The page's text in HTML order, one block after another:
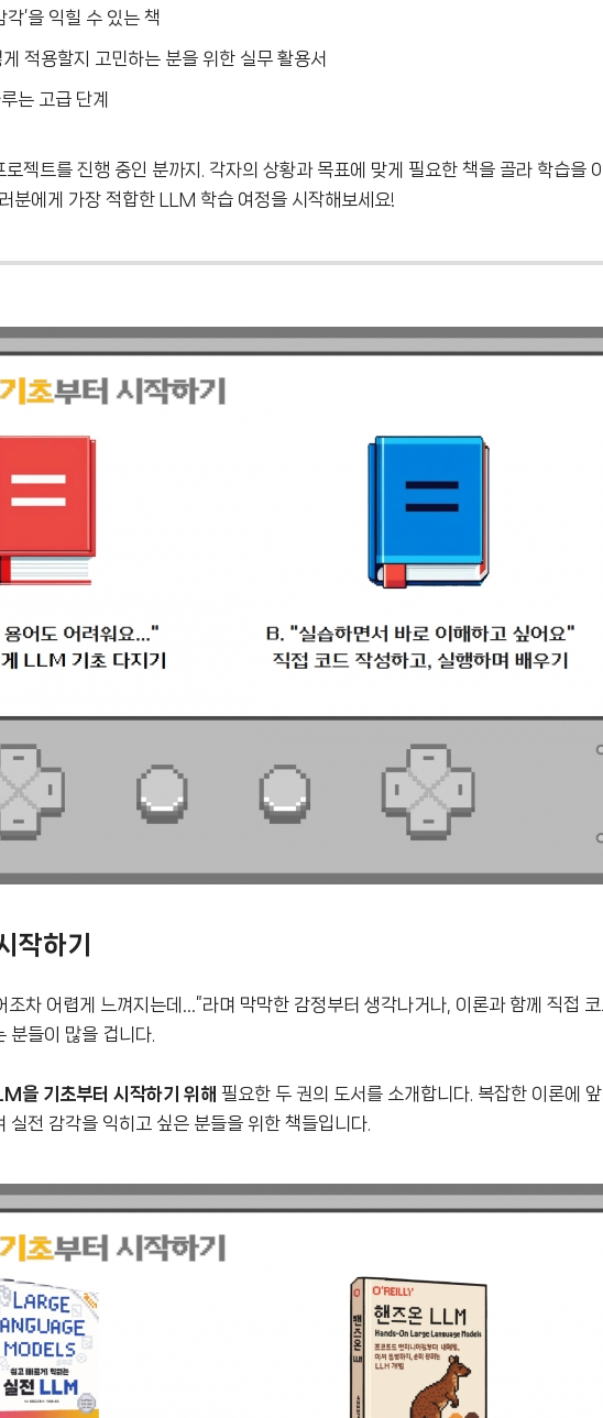
’을 익힐 수 있는 책
적용할지 고민하는 분을 위한 실무 활용서
는 고급 단계
젝트를 진행 중인 분까지. 각자의 상황과 목표에 맞게 필요한 책을 골라 학습을
분에게 가장 적합한 LLM 학습 여정을 시작해보세요!
작하기
차 어렵게 느껴지는데…”라며 막막한 감정부터 생각나거나, 이론과 함께 직접
분들이 많을 겁니다.
을 기초부터 시작하기 위해 필요한 두 권의 도서를 소개합니다. 복잡한 이론에
실전 감각을 익히고 싶은 분들을 위한 책들입니다.